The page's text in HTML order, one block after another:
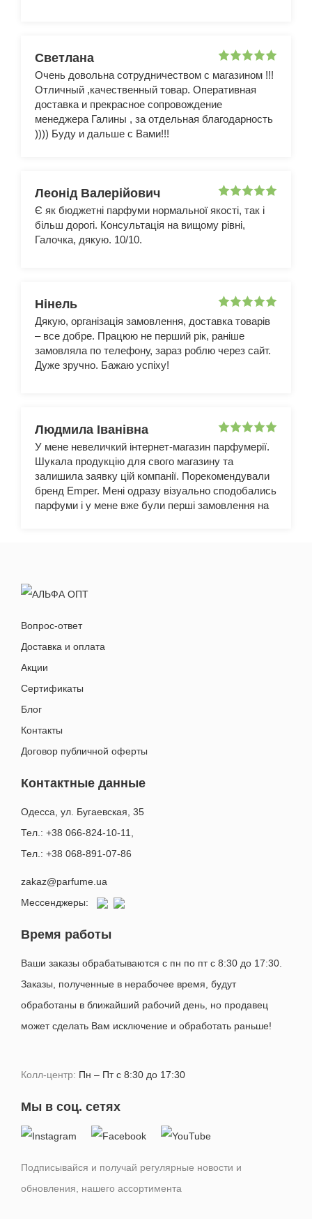
Светлана
Очень довольна сотрудничеством с магазином !!!
Отличный ,качественный товар. Оперативная
доставка и прекрасное сопровождение
менеджера Галины , за отдельная благодарность
)))) Буду и дальше с Вами!!!
Леонід Валерійович
Є як бюджетні парфуми нормальної якості, так і
більш дорогі. Консультація на вищому рівні,
Галочка, дякую. 10/10.
Нінель
Дякую, організація замовлення, доставка товарів
– все добре. Працюю не перший рік, раніше
замовляла по телефону, зараз роблю через сайт.
Дуже зручно. Бажаю успіху!
Людмила Іванівна
У мене невеличкий інтернет-магазин парфумерії.
Шукала продукцію для свого магазину та
залишила заявку цій компанії. Порекомендували
бренд Emper. Мені одразу візуально сподобались
парфуми і у мене вже були перші замовлення на
Вопрос-ответ
Доставка и оплата
Акции
Сертификаты
Блог
Контакты
Договор публичной оферты
Контактные данные
Одесса, ул. Бугаевская, 35
Тел.: +38 066-824-10-11
Тел.: +38 068-891-07-86
zakaz@parfume.ua
Мессенджеры:
Время работы
Ваши заказы обрабатываются с пн по пт с 8:30 до 17:30.
Заказы, полученные в нерабочее время, будут
обработаны в ближайший рабочий день, но продавец
может сделать Вам исключение и обработать раньше!
Колл-центр: Пн – Пт с 8:30 до 17:30
Мы в соц. сетях
Подписывайся и получай регулярные новости и
обновления, нашего ассортимента